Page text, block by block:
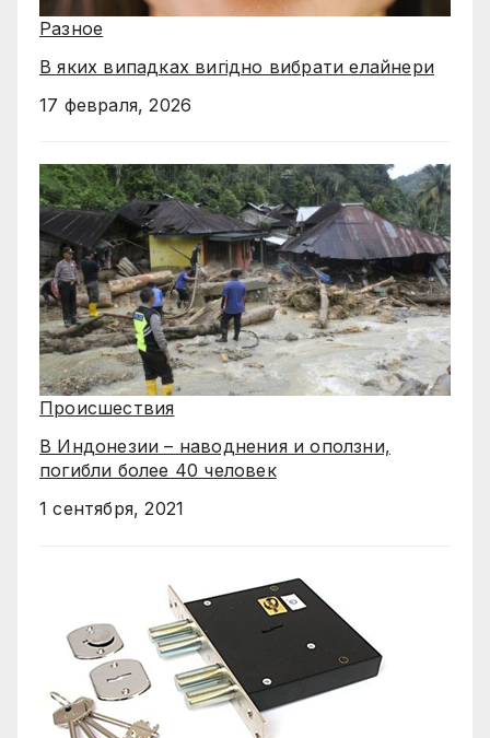
Разное
В яких випадках вигідно вибрати елайнери
17 февраля, 2026
Происшествия
В Индонезии – наводнения и оползни,
погибли более 40 человек
1 сентября, 2021